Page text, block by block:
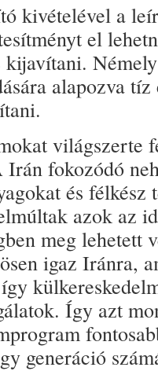
kivételével a
el
kijavítani.
alapozva
világszerte
fokozódó
és félkész
azok az
meg lehetett
igaz Iránra,
Így azt
generáció